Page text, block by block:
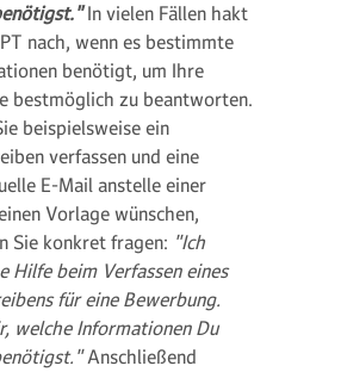
In vielen Fällen hakt
nach, wenn es bestimmte
benötigt, um Ihre
bestmöglich zu beantworten.
beispielsweise ein
verfassen und eine
E-Mail anstelle einer
Vorlage wünschen,
Sie konkret fragen: "Ich
Hilfe beim Verfassen eines
für eine Bewerbung.
welche Informationen Du
Anschließend